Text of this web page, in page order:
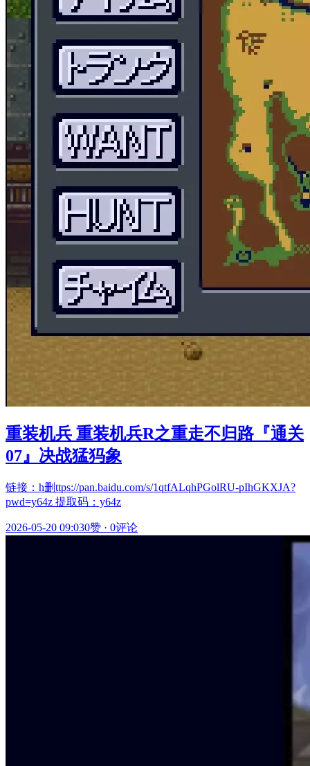
重装机兵 重装机兵R之重走不归路『通关
07』决战猛犸象
链接：h删ttps://pan.baidu.com/s/1qtfALqhPGolRU-pIhGKXJA?
pwd=y64z 提取码：y64z
2026-05-20 09:030赞 · 0评论